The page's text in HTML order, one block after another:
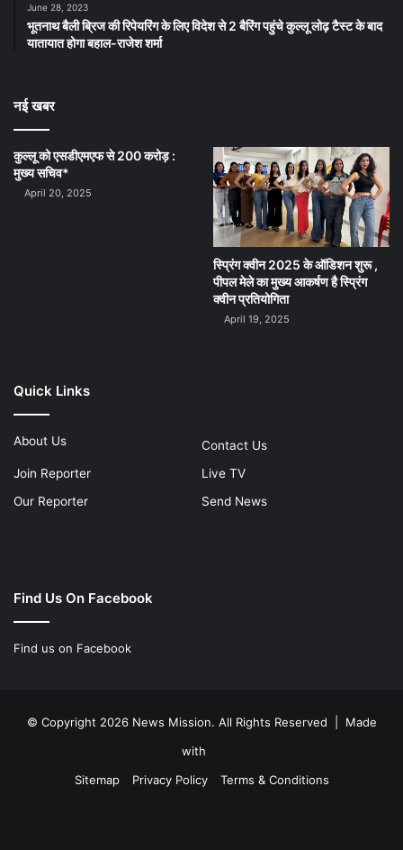
June 28, 2023
भूतनाथ बैली ब्रिज की रिपेयरिंग के लिए विदेश से 2 बैरिंग पहुंचे कुल्लू लोढ़ टैस्ट के बाद
यातायात होगा बहाल-राजेश शर्मा
नई खबर
कुल्लू को एसडीएमएफ से 200 करोड़ :
मुख्य सचिव*
April 20, 2025
स्प्रिंग क्वीन 2025 के ऑडिशन शुरू ,
पीपल मेले का मुख्य आकर्षण है स्प्रिंग
क्वीन प्रतियोगिता
April 19, 2025
Quick Links
About Us
Contact Us
Join Reporter
Live TV
Our Reporter
Send News
Find Us On Facebook
Find us on Facebook
© Copyright 2026 News Mission. All Rights Reserved | Made
with
Sitemap
Privacy Policy Terms & Conditions